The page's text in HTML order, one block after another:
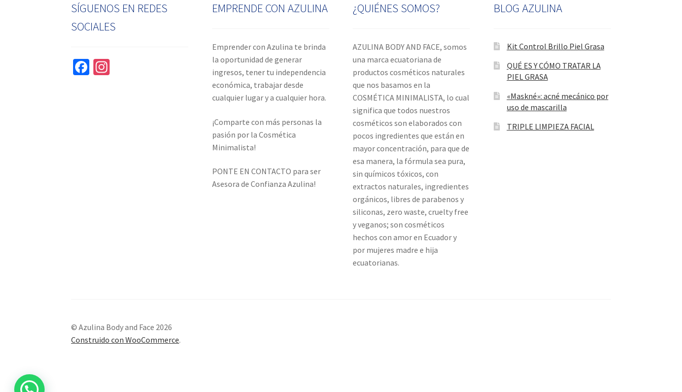
SÍGUENOS EN REDES
SOCIALES
Fa
EMPRENDE CON AZULINA
Emprender con Azulina te brinda
la oportunidad de generar
ingresos, tener tu independencia
económica, trabajar desde
cualquier lugar y a cualquier hora.
¡Comparte con más personas la
pasión por la Cosmética
Minimalista!
PONTE EN CONTACTO para ser
Asesora de Confianza Azulina!
¿QUIÉNES SOMOS?
AZULINA BODY AND FACE, somos
una marca ecuatoriana de
productos cosméticos naturales
que nos basamos en la
COSMÉTICA MINIMALISTA, lo cual
significa que todos nuestros
cosméticos son elaborados con
pocos ingredientes que están en
mayor concentración, para que de
esa manera, la fórmula sea pura,
sin químicos tóxicos, con
extractos naturales, ingredientes
orgánicos, libres de parabenos y
siliconas, zero waste, cruelty free
y veganos; son cosméticos
hechos con amor en Ecuador y
por mujeres madre e hija
ecuatorianas.
BLOG AZULINA
Kit Control Brillo Piel Grasa
QUÉ ES Y CÓMO TRATAR LA
PIEL GRASA
«Maskné»: acné mecánico por
uso de mascarilla
TRIPLE LIMPIEZA FACIAL
© Azulina Body and Face 2026
Construido con WooCommerce.